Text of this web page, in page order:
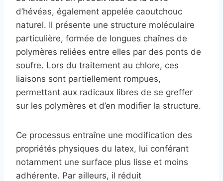
d’hévéas, également appelée caoutchouc
naturel. Il présente une structure moléculaire
particulière, formée de longues chaînes de
polymères reliées entre elles par des ponts de
soufre. Lors du traitement au chlore, ces
liaisons sont partiellement rompues,
permettant aux radicaux libres de se greffer
sur les polymères et d’en modifier la structure.
Ce processus entraîne une modification des
propriétés physiques du latex, lui conférant
notamment une surface plus lisse et moins
adhérente. Par ailleurs, il réduit